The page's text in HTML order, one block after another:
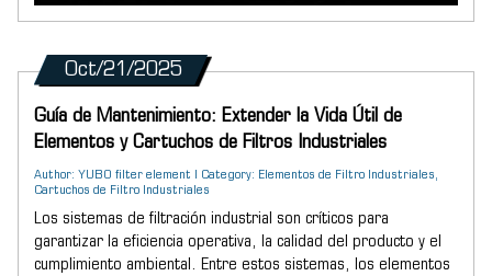
Oct/21/2025
Guía de Mantenimiento: Extender la Vida Útil de
Elementos y Cartuchos de Filtros Industriales
Author: YUBO filter element | Category: Elementos de Filtro Industriales,
Cartuchos de Filtro Industriales
Los sistemas de filtración industrial son críticos para
garantizar la eficiencia operativa, la calidad del producto y el
cumplimiento ambiental. Entre estos sistemas, los elementos